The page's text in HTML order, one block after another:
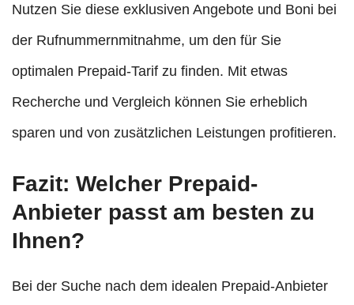
Nutzen Sie diese exklusiven Angebote und Boni bei
der Rufnummernmitnahme, um den für Sie
optimalen Prepaid-Tarif zu finden. Mit etwas
Recherche und Vergleich können Sie erheblich
sparen und von zusätzlichen Leistungen profitieren.
Fazit: Welcher Prepaid-
Anbieter passt am besten zu
Ihnen?
Bei der Suche nach dem idealen Prepaid-Anbieter